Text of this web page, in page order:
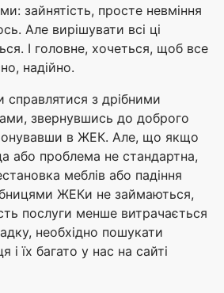
зайнятість, просте невміння
Але вирішувати всі ці
І головне, хочеться, щоб все
надійно.
справлятися з дрібними
звернувшись до доброго
в ЖЕК. Але, що якщо
або проблема не стандартна,
меблів або падіння
ЖЕКи не займаються,
послуги менше витрачається
необхідно пошукати
і їх багато у нас на сайті